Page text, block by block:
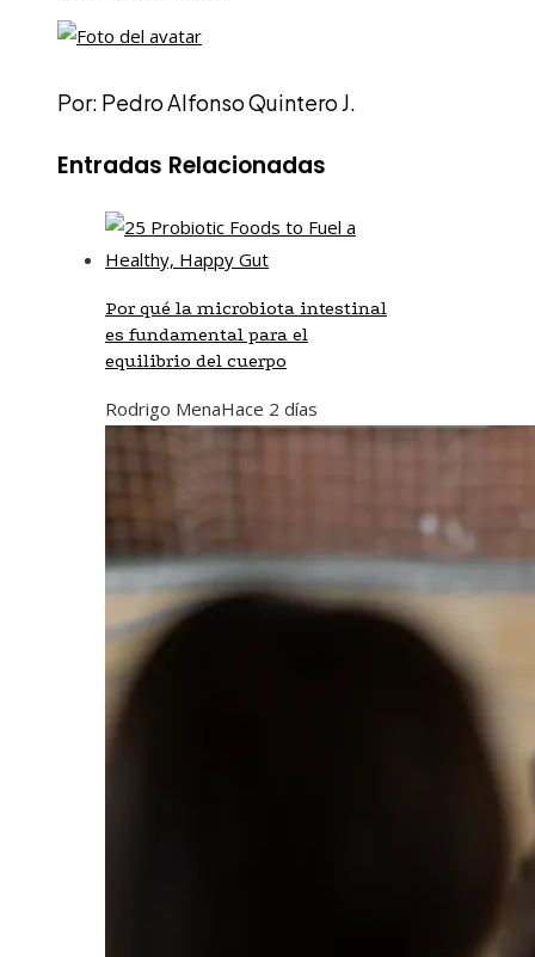
Por: Pedro Alfonso Quintero J.
Entradas Relacionadas
Por qué la microbiota intestinal
es fundamental para el
equilibrio del cuerpo
Rodrigo MenaHace 2 días